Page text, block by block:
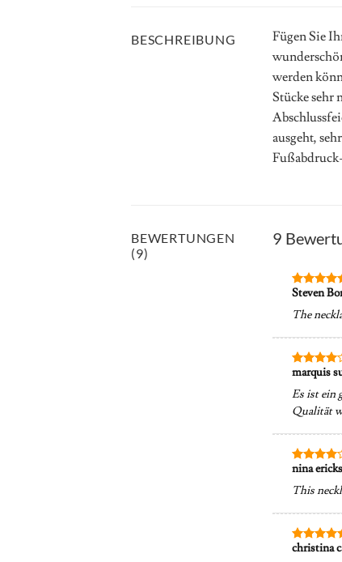
BESCHREIBUNG
Fügen Sie
werden
Stücke sehr
ausgeht,
BEWERTUNGEN
(9)
9
Bewertet
5
Steven
The
Bewertet
von 5
marquis
Es ist ein
Qualität
Bewertet
von 5
nina
This
Bewertet
christina